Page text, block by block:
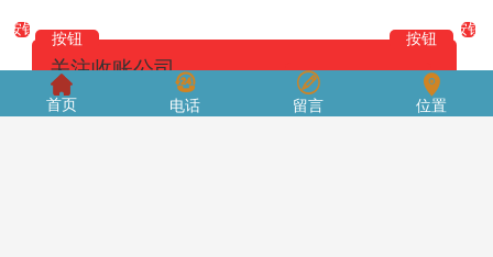
专业团队为您解答，为
关注收账公司
按钮
按钮
按钮
按钮
首页 电话 留言 位置